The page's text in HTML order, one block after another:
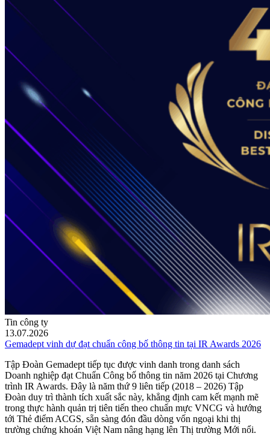
Tin công ty
13.07.2026
Gemadept vinh dự đạt chuẩn công bố thông tin tại IR Awards 2026
Tập Đoàn Gemadept tiếp tục được vinh danh trong danh sách
Doanh nghiệp đạt Chuẩn Công bố thông tin năm 2026 tại Chương
trình IR Awards. Đây là năm thứ 9 liên tiếp (2018 – 2026) Tập
Đoàn duy trì thành tích xuất sắc này, khẳng định cam kết mạnh mẽ
trong thực hành quản trị tiên tiến theo chuẩn mực VNCG và hướng
tới Thẻ điểm ACGS, sẵn sàng đón đầu dòng vốn ngoại khi thị
trường chứng khoán Việt Nam nâng hạng lên Thị trường Mới nổi.